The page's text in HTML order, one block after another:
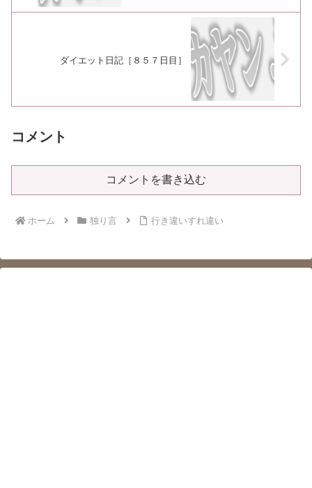
ダイエット日記［８５７日目］
コメント
コメントを書き込む
ホーム 独り言 行き違いすれ違い